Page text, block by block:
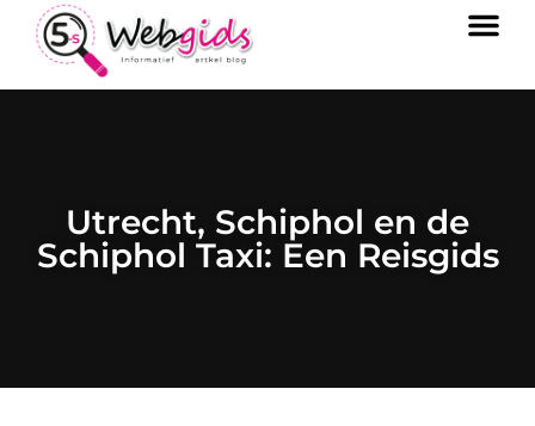
Utrecht, Schiphol en de
Schiphol Taxi: Een Reisgids